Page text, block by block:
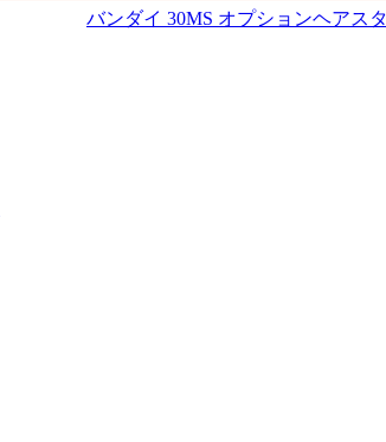
バンダイ 30MS オプションヘアス